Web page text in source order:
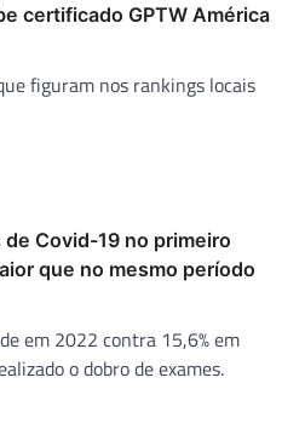
certificado GPTW América
figuram nos rankings locais
Covid-19 no primeiro
que no mesmo período
em 2022 contra 15,6% em
o dobro de exames.